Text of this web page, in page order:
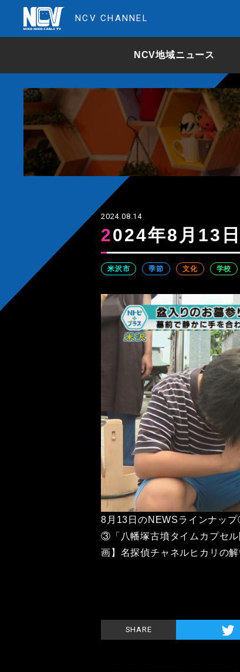
NCV CHANNEL
NCV地域ニュース
2024.08.14
2024年8月13
米沢市 季節 文化 学校
8月13日のNEWSラインナッ
③「八幡塚古墳タイムカプセ
画】名探偵チャネルヒカリの解
SHARE